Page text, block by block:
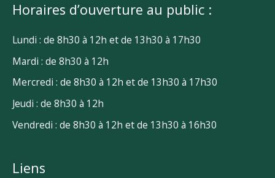
Horaires d’ouverture au public :
Lundi : de 8h30 à 12h et de 13h30 à 17h30
Mardi : de 8h30 à 12h
Mercredi : de 8h30 à 12h et de 13h30 à 17h30
Jeudi : de 8h30 à 12h
Vendredi : de 8h30 à 12h et de 13h30 à 16h30
Liens